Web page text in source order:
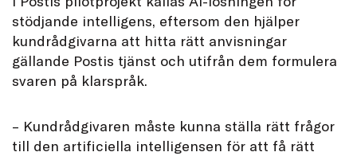
stödjande intelligens, eftersom den hjälper
kundrådgivarna att hitta rätt anvisningar
gällande Postis tjänst och utifrån dem formulera
svaren på klarspråk.
– Kundrådgivaren måste kunna ställa rätt frågor
till den artificiella intelligensen för att få rätt